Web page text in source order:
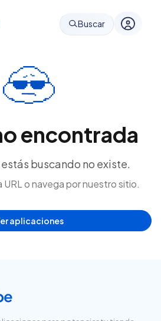
Buscar
encontrada
buscando no existe.
URL o navega por nuestro sitio.
aplicaciones